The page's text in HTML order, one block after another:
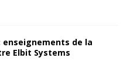
enseignements de la
Elbit Systems